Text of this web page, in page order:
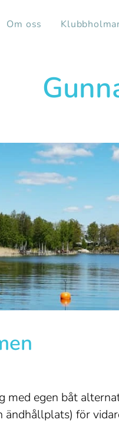
Om oss
med egen båt
ändhållplats) för